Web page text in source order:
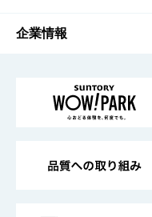
栄養成分一覧
工場見学
地域情報
サントリーホール
サントリーサンバー
サステナビリティ
サントリーが考え
企業情報
企業概要